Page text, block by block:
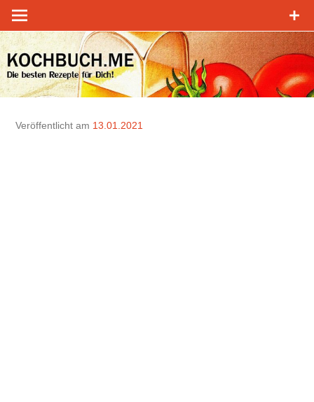
Zum
Inhalt
springen
Veröffentlicht am 13.01.2021